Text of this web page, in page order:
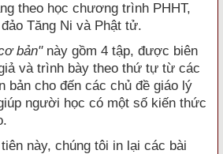
theo học chương trình PHHT,
Tăng Ni và Phật tử.
bản" này gồm 4 tập, được biên
và trình bày theo thứ tự từ các
bản cho đến các chủ đề giáo lý
người học có một số kiến thức
này, chúng tôi in lại các bài